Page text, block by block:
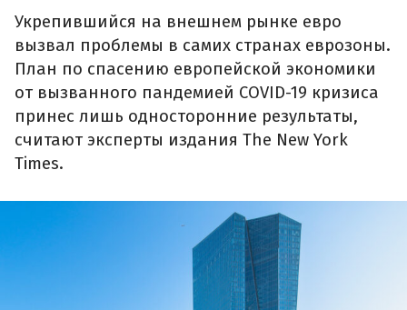
Укрепившийся на внешнем рынке евро
вызвал проблемы в самих странах еврозоны.
План по спасению европейской экономики
от вызванного пандемией COVID-19 кризиса
принес лишь односторонние результаты,
считают эксперты издания The New York
Times.